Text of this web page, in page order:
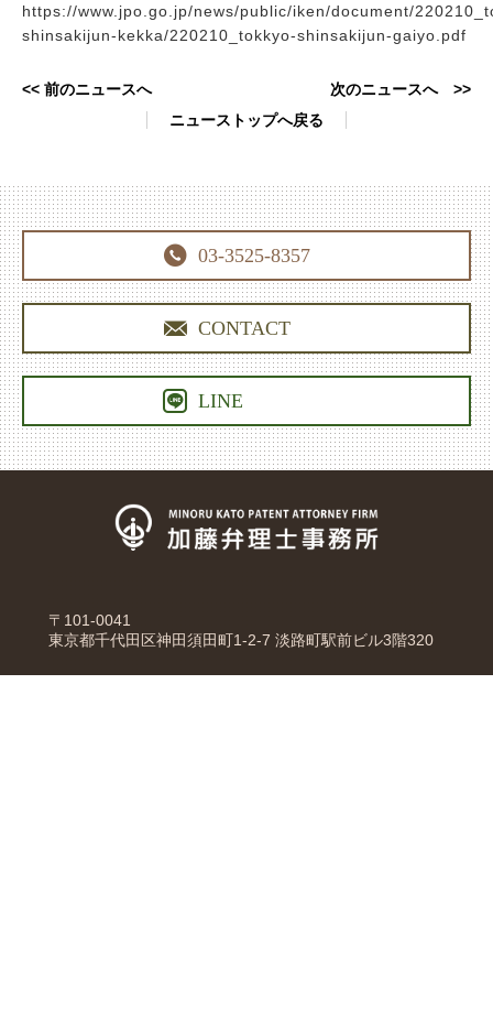
https://www.jpo.go.jp/news/public/iken/document/
shinsakijun-kekka/220210_tokkyo-shinsakijun-gaiyo.pdf
<< 前のニュースへ
ニューストップへ戻る
次のニュースへ >>
 03-3525-8357
 CONTACT
 LINE
〒101-0041
東京都千代田区神田須田町1-2-7 淡路町駅前ビル3階320